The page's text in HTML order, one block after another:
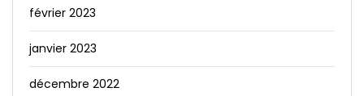
février 2023
janvier 2023
décembre 2022